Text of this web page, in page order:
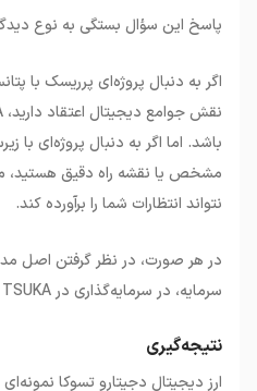
پاسخ این سؤال بستگی به نوع
اگر به دنبال پروژه‌ای پرریسک با
نقش جوامع دیجیتال اعتقاد دارید،
باشد. اما اگر به دنبال پروژه‌ای با
مشخص یا نقشه راه دقیق هستید،
نتواند انتظارات شما را برآورده کند.
در هر صورت، در نظر گرفتن
سرمایه، در سرمایه‌گذاری در
نتیجه‌گیری
ارز دیجیتال دجیتارو تسوکا